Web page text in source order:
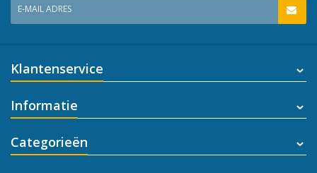
E-MAIL ADRES
Klantenservice
Informatie
Categorieën